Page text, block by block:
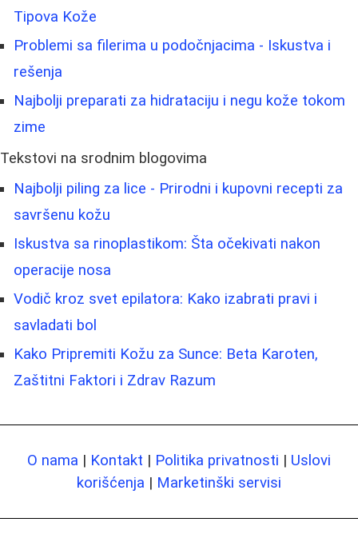
Tipova Kože
Problemi sa filerima u podočnjacima - Iskustva i
rešenja
Najbolji preparati za hidrataciju i negu kože tokom
zime
Tekstovi na srodnim blogovima
Najbolji piling za lice - Prirodni i kupovni recepti za
savršenu kožu
Iskustva sa rinoplastikom: Šta očekivati nakon
operacije nosa
Vodič kroz svet epilatora: Kako izabrati pravi i
savladati bol
Kako Pripremiti Kožu za Sunce: Beta Karoten,
Zaštitni Faktori i Zdrav Razum
O nama | Kontakt | Politika privatnosti | Uslovi
korišćenja | Marketinški servisi